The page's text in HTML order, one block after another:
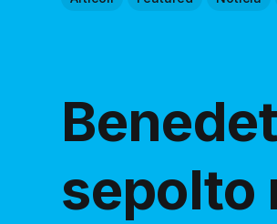
sepolto